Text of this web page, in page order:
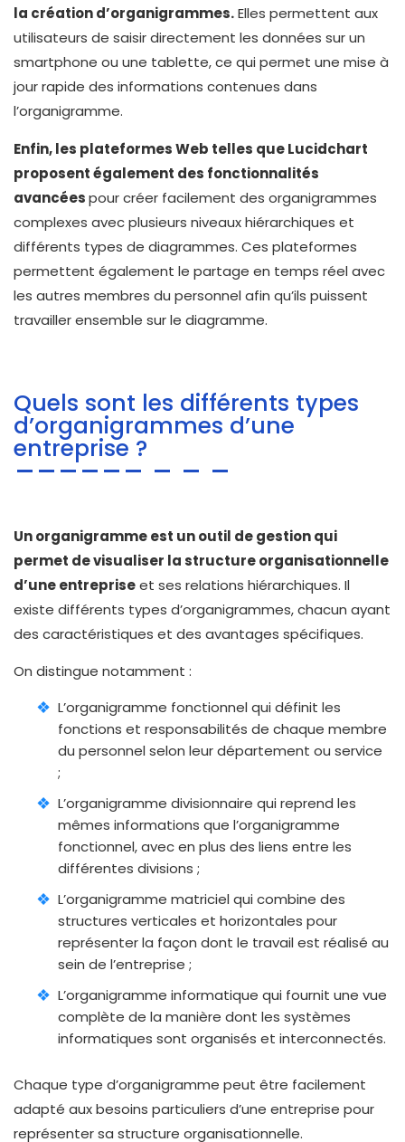
la création d’organigrammes.Elles permettent aux
utilisateurs de saisir directement les données sur un
smartphone ou une tablette, ce qui permet une mise à
jour rapide des informations contenues dans
l’organigramme.
Enfin, les plateformes Web telles que Lucidchart
proposent également des fonctionnalités
avancéespour créer facilement des organigrammes
complexes avec plusieurs niveaux hiérarchiques et
différents types de diagrammes. Ces plateformes
permettent également le partage en temps réel avec
les autres membres du personnel afin qu’ils puissent
travailler ensemble sur le diagramme.
Quels sont les différents types
d’organigrammes d’une
entreprise ?
Un organigramme est un outil de gestion qui
permet de visualiser la structure organisationnelle
d’une entrepriseet ses relations hiérarchiques. Il
existe différents types d’organigrammes, chacun ayant
des caractéristiques et des avantages spécifiques.
On distingue notamment :
L’organigramme fonctionnel qui définit les
fonctions et responsabilités de chaque membre
du personnel selon leur département ou service
;
L’organigramme divisionnaire qui reprend les
mêmes informations que l’organigramme
fonctionnel, avec en plus des liens entre les
différentes divisions ;
L’organigramme matriciel qui combine des
structures verticales et horizontales pour
représenter la façon dont le travail est réalisé au
sein de l’entreprise ;
L’organigramme informatique qui fournit une vue
complète de la manière dont les systèmes
informatiques sont organisés et interconnectés.
Chaque type d’organigramme peut être facilement
adapté aux besoins particuliers d’une entreprise pour
représenter sa structure organisationnelle.